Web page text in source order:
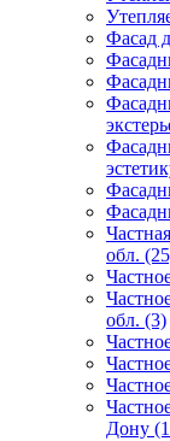
Фасад
обл.
обл. (3)
Дону